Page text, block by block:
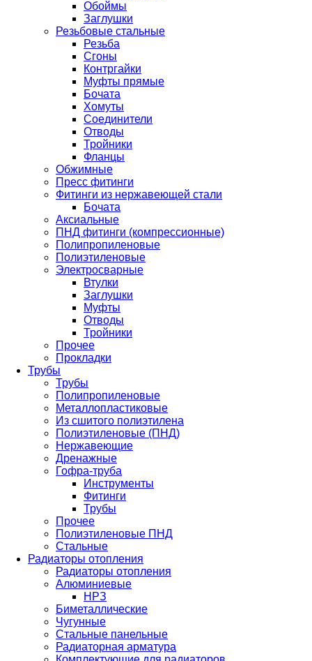
Обоймы
Заглушки
Резьбовые стальные
Резьба
Сгоны
Контргайки
Муфты прямые
Бочата
Хомуты
Соединители
Отводы
Тройники
Фланцы
Обжимные
Пресс фитинги
Фитинги из нержавеющей стали
Бочата
Аксиальные
ПНД фитинги (компрессионные)
Полипропиленовые
Полиэтиленовые
Электросварные
Втулки
Заглушки
Муфты
Отводы
Тройники
Прочее
Прокладки
Трубы
Трубы
Полипропиленовые
Металлопластиковые
Из сшитого полиэтилена
Полиэтиленовые (ПНД)
Нержавеющие
Дренажные
Гофра-труба
Инструменты
Фитинги
Трубы
Прочее
Полиэтиленовые ПНД
Стальные
Радиаторы отопления
Радиаторы отопления
Алюминиевые
НРЗ
Биметаллические
Чугунные
Стальные панельные
Радиаторная арматура